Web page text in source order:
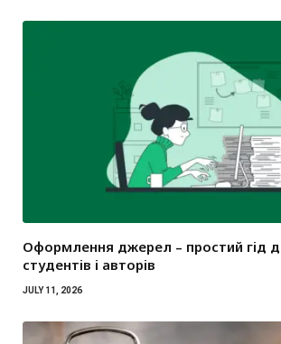
Оформлення джерел – простий гід
студентів і авторів
JULY 11, 2026